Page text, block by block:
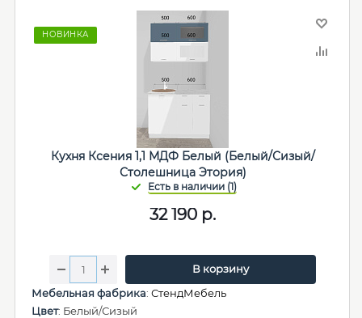
НОВИНКА
Кухня Ксения 1,1 МДФ Белый (Белый/Сизый/
Столешница Этория)
32 190 р.
В корзину
Мебельная фабрика: СтендМебель
Цвет: Белый/Сизый